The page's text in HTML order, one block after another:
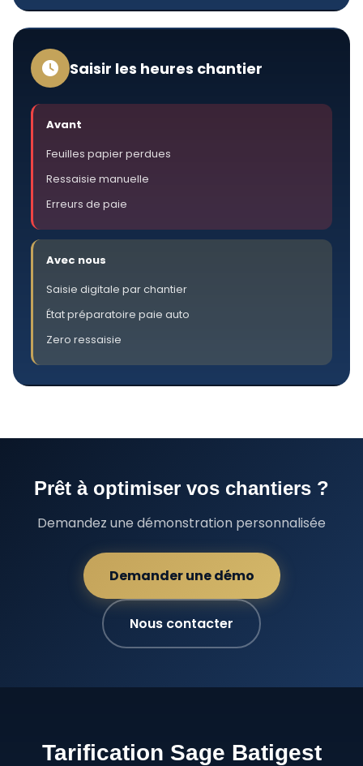
Saisir les heures chantier
Avant
Feuilles papier perdues
Ressaisie manuelle
Erreurs de paie
Avec nous
Saisie digitale par chantier
État préparatoire paie auto
Zero ressaisie
Prêt à optimiser vos chantiers ?
Demandez une démonstration personnalisée
Demander une démo
Nous contacter
Tarification Sage Batigest